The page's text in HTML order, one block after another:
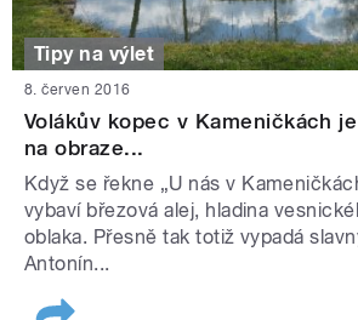
Tipy na výlet
8. červen 2016
Volákův kopec v Kameničkách
na obraze...
Když se řekne „U nás v
vybaví březová alej, hladina
oblaka. Přesně tak totiž vypadá
Antonín...